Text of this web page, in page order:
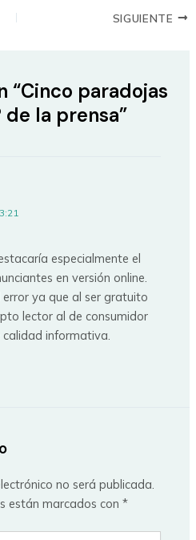
SIGUIENTE
“Cinco paradojas
la prensa”
especialmente el
en versión online.
error ya que al ser gratuito
lector al de consumidor
informativa.
no será publicada.
están marcados con*